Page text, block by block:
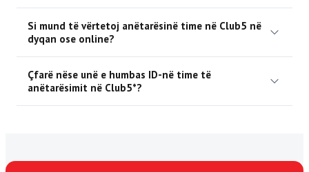
Si mund të vërtetoj anëtarësinë time në Club5 në
dyqan ose online?
Çfarë nëse unë e humbas ID-në time të
anëtarësimit në Club5*?